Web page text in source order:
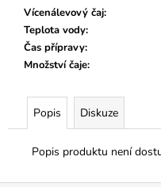
Vícenálevový čaj:
Teplota vody:
Čas přípravy:
Množství čaje:
Popis Diskuze
Popis produktu není